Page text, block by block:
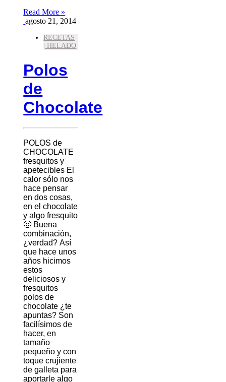
Read More »
agosto 21, 2014
RECETAS
| HELADO
Polos
de
Chocolate
POLOS de
CHOCOLATE
fresquitos y
apetecibles El
calor sólo nos
hace pensar
en dos cosas,
en el chocolate
y algo fresquito
🙂 Buena
combinación,
¿verdad? Así
que hace unos
años hicimos
estos
deliciosos y
fresquitos
polos de
chocolate ¿te
apuntas? Son
facilísimos de
hacer, en
tamaño
pequeño y con
toque crujiente
de galleta para
aportarle algo